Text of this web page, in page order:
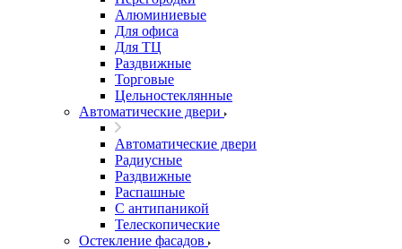
Алюминиевые
Для офиса
Для ТЦ
Раздвижные
Торговые
Цельностеклянные
Автоматические двери
Автоматические двери
Радиусные
Раздвижные
Распашные
С антипаникой
Телескопические
Остекление фасадов